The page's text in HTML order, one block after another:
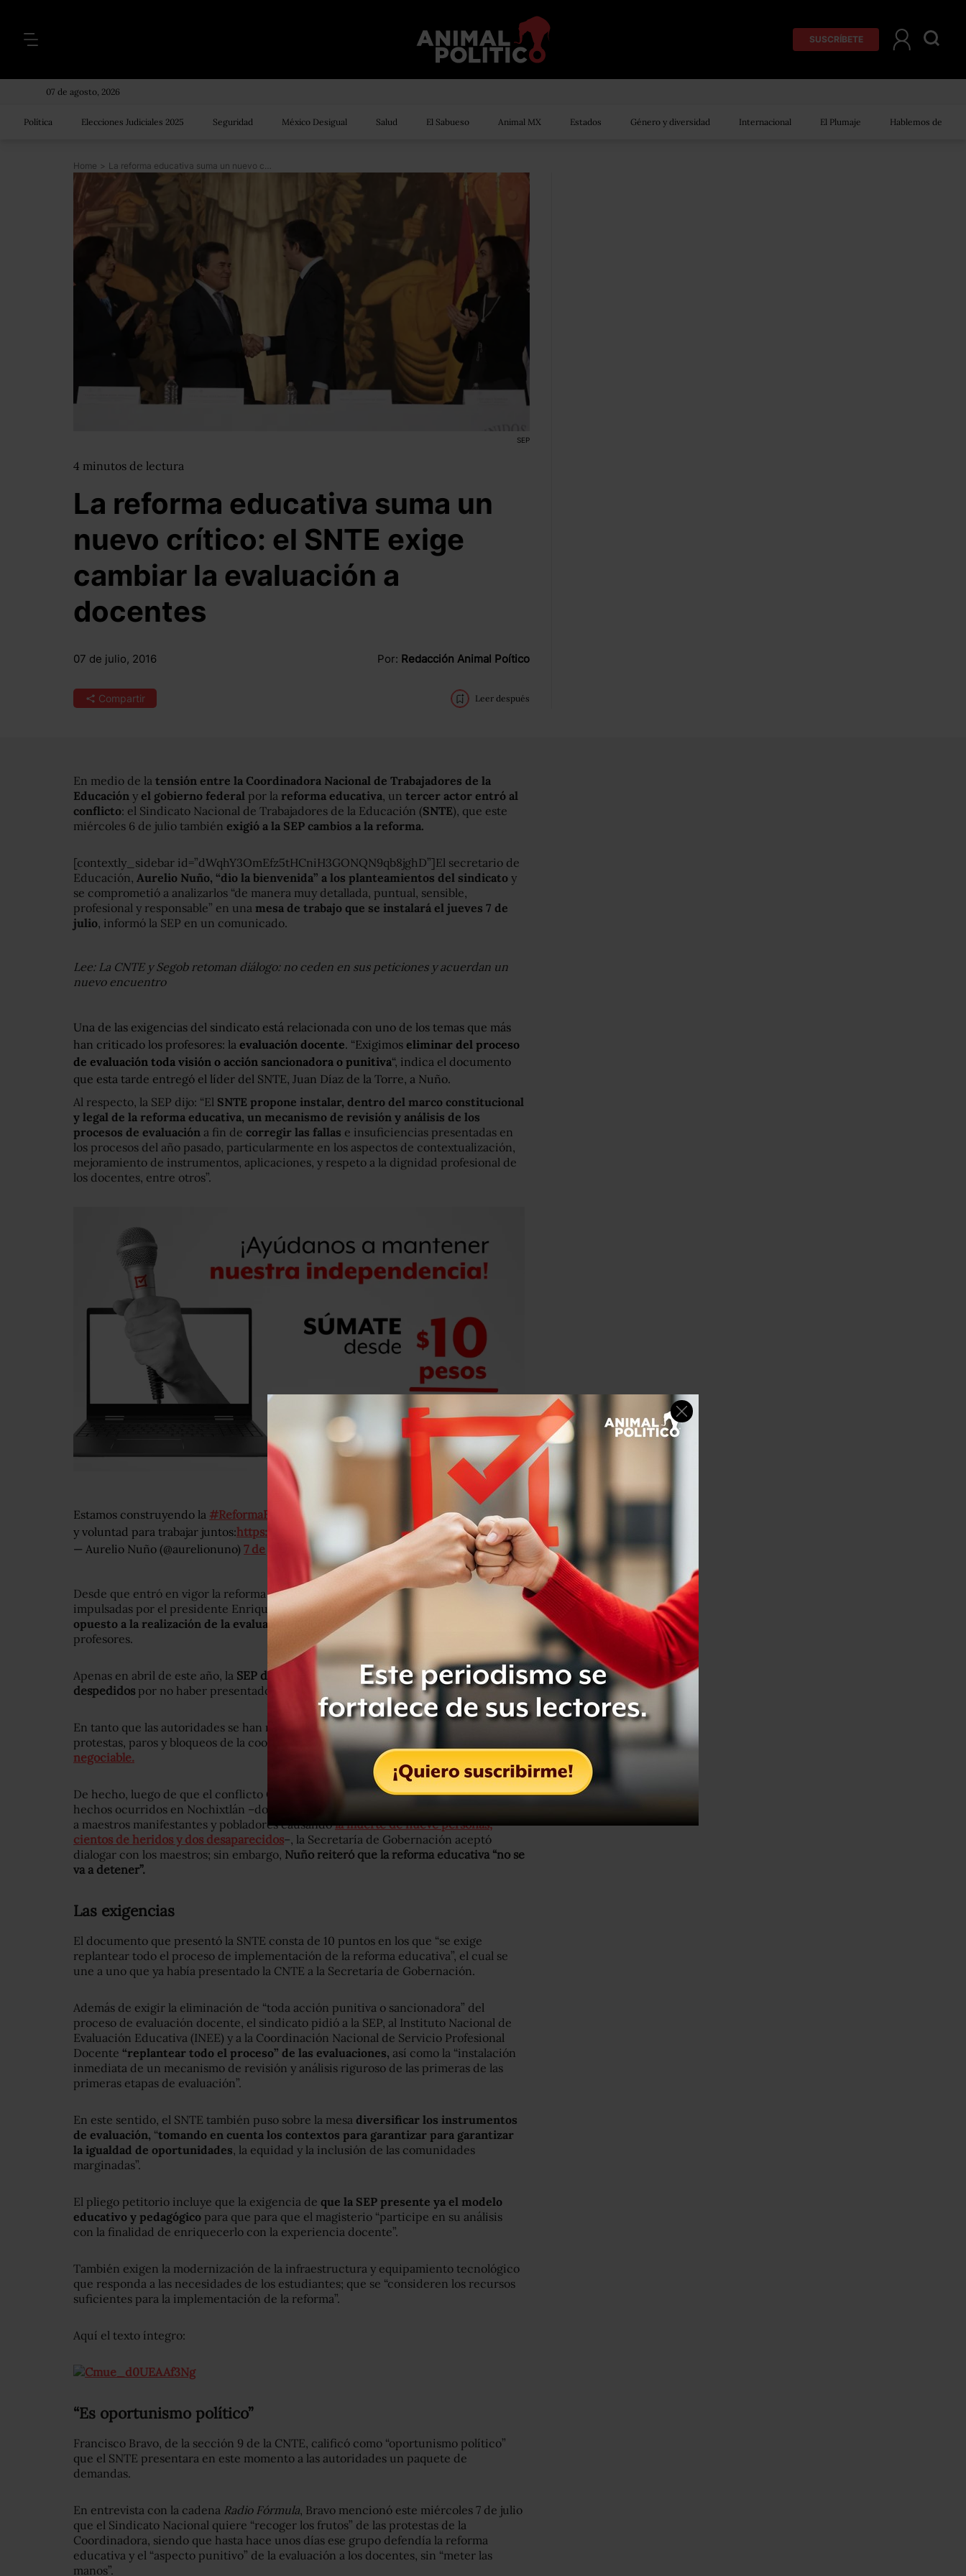
SUSCRÍBETE
07 de agosto, 2026
Política Elecciones Judiciales 2025 Seguridad México Desigual Salud El Sabueso Animal MX Estados Género y diversidad Internacional El Plumaje Hablemos de
Home > La reforma educativa suma un nuevo crítico: el SNTE exige cambiar la evaluación a docentes
SEP
4 minutos de lectura
La reforma educativa suma un
nuevo crítico: el SNTE exige
cambiar la evaluación a
docentes
07 de julio, 2016 Por: Redacción Animal Poítico
Compartir Leer después
En medio de la tensión entre la Coordinadora Nacional de Trabajadores de la
Educación y el gobierno federal por la reforma educativa, un tercer actor entró al
conflicto: el Sindicato Nacional de Trabajadores de la Educación (SNTE), que este
miércoles 6 de julio también exigió a la SEP cambios a la reforma.
[contextly_sidebar id=”dWqhY3OmEfz5tHCniH3GONQN9qb8jghD”]El secretario de
Educación, Aurelio Nuño, “dio la bienvenida” a los planteamientos del sindicato y
se comprometió a analizarlos “de manera muy detallada, puntual, sensible,
profesional y responsable” en una mesa de trabajo que se instalará el jueves 7 de
julio, informó la SEP en un comunicado.
Lee: La CNTE y Segob retoman diálogo: no ceden en sus peticiones y acuerdan un
nuevo encuentro
Una de las exigencias del sindicato está relacionada con uno de los temas que más
han criticado los profesores: la evaluación docente. “Exigimos eliminar del proceso
de evaluación toda visión o acción sancionadora o punitiva“, indica el documento
que esta tarde entregó el líder del SNTE, Juan Díaz de la Torre, a Nuño.
Al respecto, la SEP dijo: “El SNTE propone instalar, dentro del marco constitucional
y legal de la reforma educativa, un mecanismo de revisión y análisis de los
procesos de evaluación a fin de corregir las fallas e insuficiencias presentadas en
los procesos del año pasado, particularmente en los aspectos de contextualización,
mejoramiento de instrumentos, aplicaciones, y respeto a la dignidad profesional de
los docentes, entre otros”.
Estamos construyendo la #ReformaEducativa
con los maestros. Les reitero mi apoyo
y voluntad para trabajar juntos:https://t.co/VPGtRSlaw0
— Aurelio Nuño (@aurelionuno) 7 de julio de 2016
Desde que entró en vigor la reforma educativa –una de las reformas estructurales
impulsadas por el presidente Enrique Peña Nieto–, losmaestros de la CNTE se han
opuesto a la realización de la evaluación docentey los castigos que implica para los
profesores.
Apenas en abril de este año, la SEP dijo que 1,300 profesores de Guerrero serían
despedidos por no haber presentado el examen.
En tanto que las autoridades se han mantenido firmes en que, a pesar de las
protestas, paros y bloqueos de la coordinadora, lareforma educativa no es
negociable.
De hecho, luego de que el conflicto CNTE y el gobierno federal se agravara por los
hechos ocurridos en Nochixtlán –donde policías estatales y federales se enfrentaron
a maestros manifestantes y pobladores causandola muerte de nueve personas,
cientos de heridos y dos desaparecidos–, la Secretaría de Gobernación aceptó
dialogar con los maestros; sin embargo, Nuño reiteró que la reforma educativa “no se
va a detener”.
Las exigencias
El documento que presentó la SNTE consta de 10 puntos en los que “se exige
replantear todo el proceso de implementación de la reforma educativa”, el cual se
une a uno que ya había presentado la CNTE a la Secretaría de Gobernación.
Además de exigir la eliminación de “toda acción punitiva o sancionadora” del
proceso de evaluación docente, el sindicato pidió a la SEP, al Instituto Nacional de
Evaluación Educativa (INEE) y a la Coordinación Nacional de Servicio Profesional
Docente “replantear todo el proceso” de las evaluaciones, así como la “instalación
inmediata de un mecanismo de revisión y análisis riguroso de las primeras de las
primeras etapas de evaluación”.
En este sentido, el SNTE también puso sobre la mesa diversificar los instrumentos
de evaluación, “tomando en cuenta los contextos para garantizar para garantizar
la igualdad de oportunidades, la equidad y la inclusión de las comunidades
marginadas”.
El pliego petitorio incluye que la exigencia de que la SEP presente ya el modelo
educativo y pedagógico para que para que el magisterio “participe en su análisis
con la finalidad de enriquecerlo con la experiencia docente”.
También exigen la modernización de la infraestructura y equipamiento tecnológico
que responda a las necesidades de los estudiantes; que se “consideren los recursos
suficientes para la implementación de la reforma”.
Aquí el texto íntegro:
“Es oportunismo político”
Francisco Bravo, de la sección 9 de la CNTE, calificó como “oportunismo político”
que el SNTE presentara en este momento a las autoridades un paquete de
demandas.
En entrevista con la cadena Radio Fórmula, Bravo mencionó este miércoles 7 de julio
que el Sindicato Nacional quiere “recoger los frutos” de las protestas de la
Coordinadora, siendo que hasta hace unos días ese grupo defendía la reforma
educativa y el “aspecto punitivo” de la evaluación a los docentes, sin “meter las
manos”.